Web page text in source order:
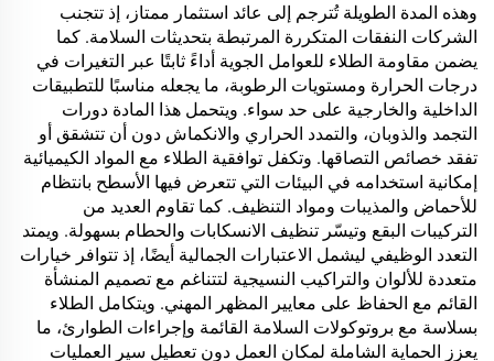
وهذه المدة الطويلة تُترجم إلى عائد استثمار ممتاز، إذ تتجنب
الشركات النفقات المتكررة المرتبطة بتحديثات السلامة. كما
يضمن مقاومة الطلاء للعوامل الجوية أداءً ثابتًا عبر التغيرات في
درجات الحرارة ومستويات الرطوبة، ما يجعله مناسبًا للتطبيقات
الداخلية والخارجية على حد سواء. ويتحمل هذا المادة دورات
التجمد والذوبان، والتمدد الحراري والانكماش دون أن تتشقق أو
تفقد خصائص التصاقها. وتكفل توافقية الطلاء مع المواد الكيميائية
إمكانية استخدامه في البيئات التي تتعرض فيها الأسطح بانتظام
للأحماض والمذيبات ومواد التنظيف. كما تقاوم العديد من
التركيبات البقع وتيسّر تنظيف الانسكابات والحطام بسهولة. ويمتد
التعدد الوظيفي ليشمل الاعتبارات الجمالية أيضًا، إذ تتوافر خيارات
متعددة للألوان والتراكيب النسيجية لتتناغم مع تصميم المنشأة
القائم مع الحفاظ على معايير المظهر المهني. ويتكامل الطلاء
بسلاسة مع بروتوكولات السلامة القائمة وإجراءات الطوارئ، ما
يعزز الحماية الشاملة لمكان العمل دون تعطيل سير العمليات